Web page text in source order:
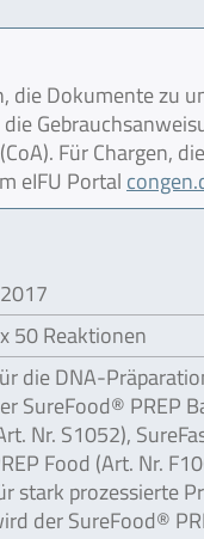
die Dokumente zu
Für Chargen,
eIFU Portal
50 Reaktionen
die DNA-
SureFood® PREP
Nr. S1052),
Food (Art. Nr.
stark prozessierte
der SureFood®